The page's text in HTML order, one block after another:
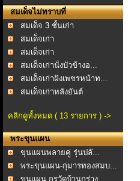
สมเด็จไม่ทราบที่
สมเด็จ 3 ชั้นเก่า
สมเด็จเก่า
สมเด็จเก่า
สมเด็จเก่านั่งบัวข้างอ...
สมเด็จเก่าฝังเพชรหน้าท...
สมเด็จเก่าหลังยันต์
คลิกดูทั้งหมด ( 13 รายการ ) ->
พระขุนแผน
ขุนแผนพลายคู่ รุ่นปลั...
พระขุนแผน-กุมารทองสมบ...
ขุนแผน กรุวัดบ้านกร่าง...